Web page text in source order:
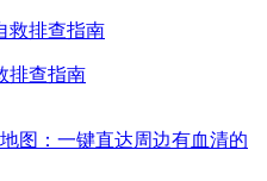
排查指南